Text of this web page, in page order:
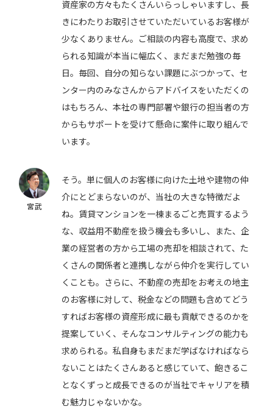
資産家の方々もたくさんいらっしゃいますし、長
きにわたりお取引させていただいているお客様が
少なくありません。ご相談の内容も高度で、求め
られる知識が本当に幅広く、まだまだ勉強の毎
日。毎回、自分の知らない課題にぶつかって、セ
ンター内のみなさんからアドバイスをいただくの
はもちろん、本社の専門部署や銀行の担当者の方
からもサポートを受けて懸命に案件に取り組んで
います。
宮武
そう。単に個人のお客様に向けた土地や建物の仲
介にとどまらないのが、当社の大きな特徴だよ
ね。賃貸マンションを一棟まるごと売買するよう
な、収益用不動産を扱う機会も多いし、また、企
業の経営者の方から工場の売却を相談されて、た
くさんの関係者と連携しながら仲介を実行してい
くことも。さらに、不動産の売却をお考えの地主
のお客様に対して、税金などの問題も含めてどう
すればお客様の資産形成に最も貢献できるのかを
提案していく、そんなコンサルティングの能力も
求められる。私自身もまだまだ学ばなければなら
ないことはたくさんあると感じていて、飽きるこ
となくずっと成長できるのが当社でキャリアを積
む魅力じゃないかな。